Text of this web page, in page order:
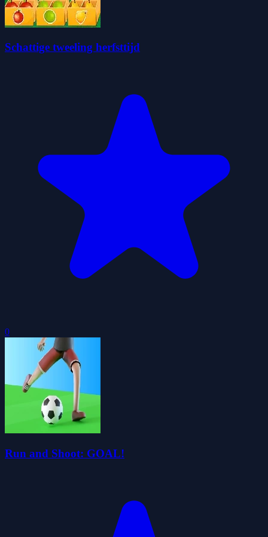
Schattige tweeling herfsttijd
0
Run and Shoot: GOAL!